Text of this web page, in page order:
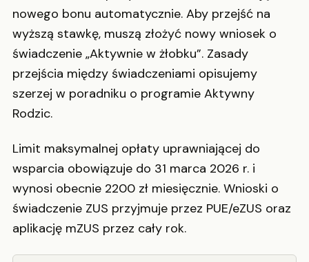
nowego bonu automatycznie. Aby przejść na
wyższą stawkę, muszą złożyć nowy wniosek o
świadczenie „Aktywnie w żłobku”. Zasady
przejścia między świadczeniami opisujemy
szerzej w poradniku o programie Aktywny
Rodzic.
Limit maksymalnej opłaty uprawniającej do
wsparcia obowiązuje do 31 marca 2026 r. i
wynosi obecnie 2200 zł miesięcznie. Wnioski o
świadczenie ZUS przyjmuje przez PUE/eZUS oraz
aplikację mZUS przez cały rok.